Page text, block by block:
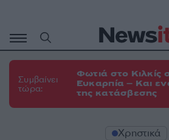
περιεχόμενο
Συμβαίνει
τώρα:
Φωτιά στο Κιλκίς
Ευκαρπία – Και
της κατάσβεσης
Χρηστικά